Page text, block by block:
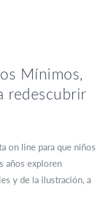
Mínimos,
redescubrir
on line para que niños
años exploren
y de la ilustración, a